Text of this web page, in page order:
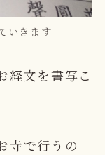
いきます
経文を書写こ
寺で行うの